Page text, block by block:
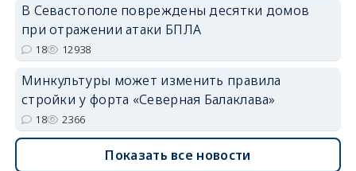
В Севастополе повреждены десятки домов
при отражении атаки БПЛА
18 12938
Минкультуры может изменить правила
стройки у форта «Северная Балаклава»
18 2366
Показать все новости